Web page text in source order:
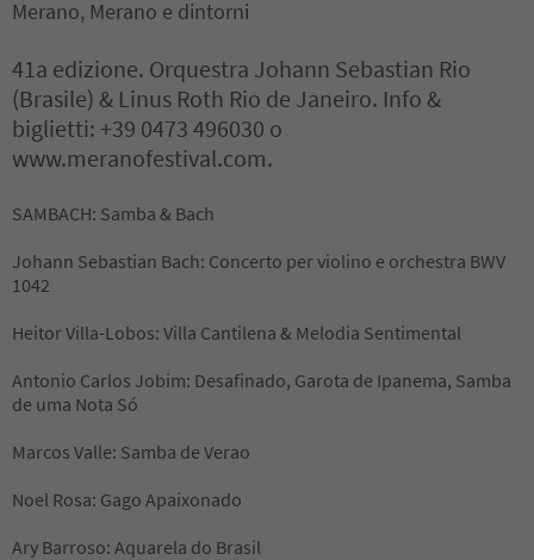
Merano, Merano e dintorni
41a edizione. Orquestra Johann Sebastian Rio
(Brasile) & Linus Roth Rio de Janeiro. Info &
biglietti: +39 0473 496030 o
www.meranofestival.com.
SAMBACH: Samba & Bach
Johann Sebastian Bach: Concerto per violino e orchestra BWV
1042
Heitor Villa-Lobos: Villa Cantilena & Melodia Sentimental
Antonio Carlos Jobim: Desafinado, Garota de Ipanema, Samba
de uma Nota Só
Marcos Valle: Samba de Verao
Noel Rosa: Gago Apaixonado
Ary Barroso: Aquarela do Brasil